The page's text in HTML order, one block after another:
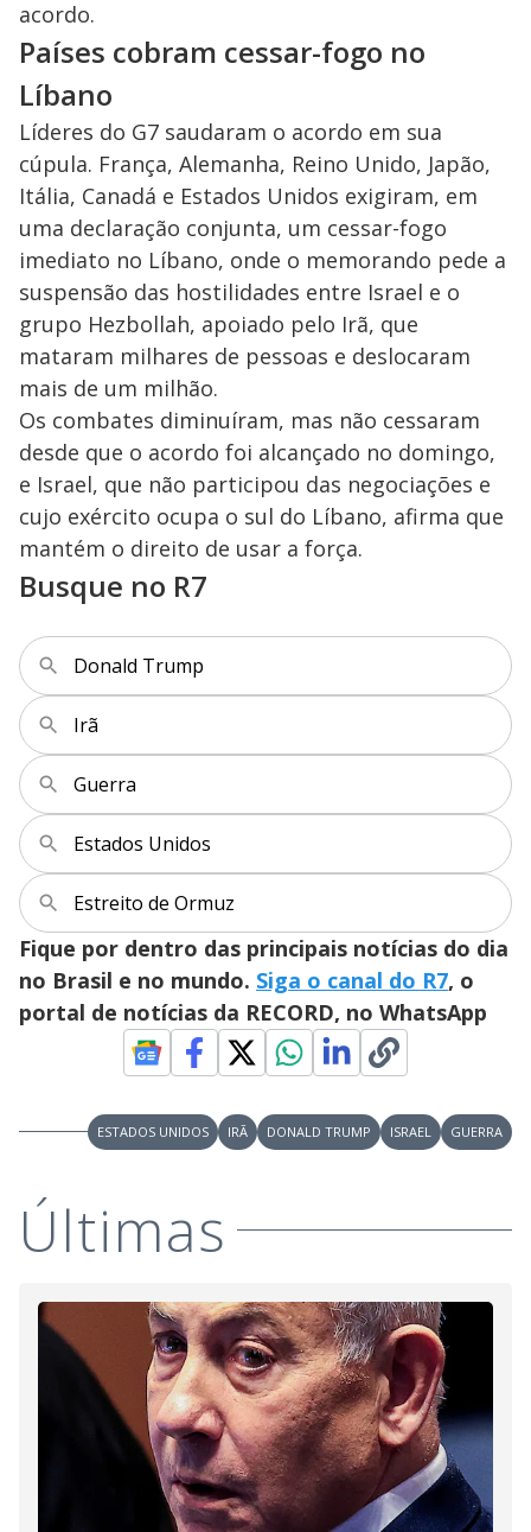
y
V
i
d
e
o
u
d
acordo.
Países cobram cessar-fogo no
Líbano
Líderes do G7 saudaram o acordo em sua
cúpula. França, Alemanha, Reino Unido, Japão,
Itália, Canadá e Estados Unidos exigiram, em
uma declaração conjunta, um cessar-fogo
imediato no Líbano, onde o memorando pede a
suspensão das hostilidades entre Israel e o
grupo Hezbollah, apoiado pelo Irã, que
mataram milhares de pessoas e deslocaram
mais de um milhão.
Os combates diminuíram, mas não cessaram
desde que o acordo foi alcançado no domingo,
e Israel, que não participou das negociações e
cujo exército ocupa o sul do Líbano, afirma que
mantém o direito de usar a força.
Busque no R7
Donald Trump
Irã
Guerra
Estados Unidos
Estreito de Ormuz
Fique por dentro das principais notícias do dia
no Brasil e no mundo. Siga o canal do R7, o
portal de notícias da RECORD, no WhatsApp
ESTADOS UNIDOS IRÃ DONALD TRUMP ISRAEL GUERRA
Últimas